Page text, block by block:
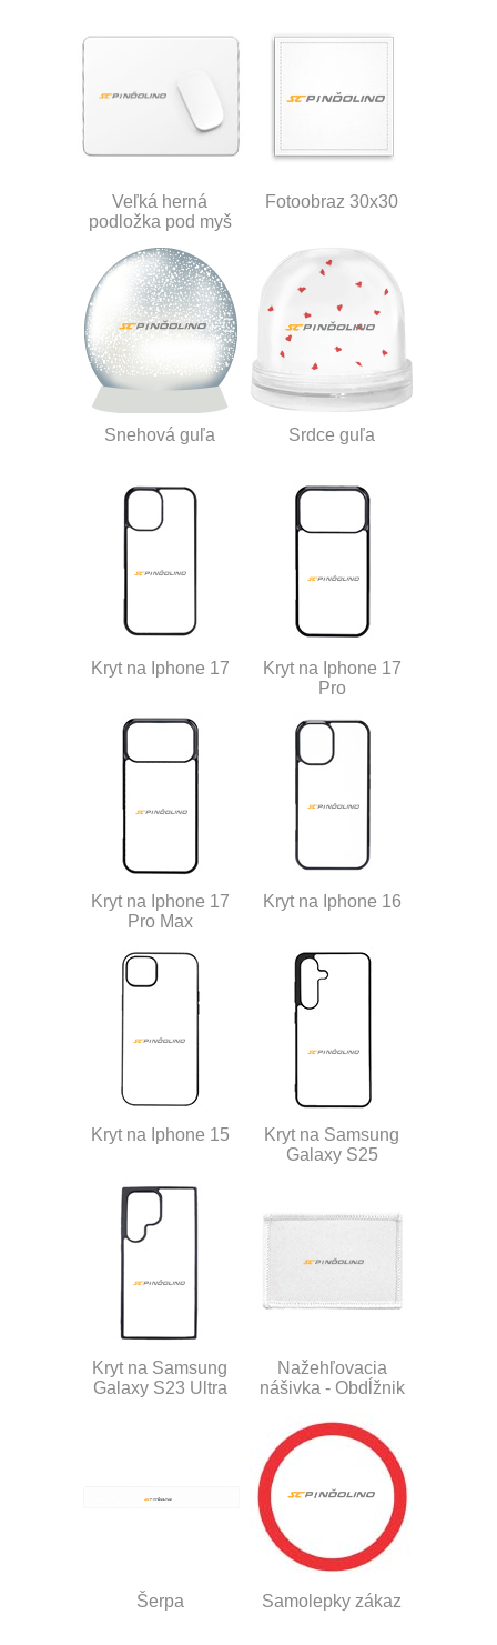
Veľká herná
podložka pod myš
Fotoobraz 30x30
Snehová guľa Srdce guľa
Kryt na Iphone 17
Kryt na Iphone 17
Pro
Kryt na Iphone 17
Pro Max
Kryt na Iphone 16
Kryt na Iphone 15
Kryt na Samsung
Galaxy S25
Kryt na Samsung
Galaxy S23 Ultra
Nažehľovacia
nášivka - Obdĺžnik
Šerpa Samolepky zákaz